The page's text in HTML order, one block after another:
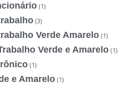
(1)
(3)
Verde Amarelo (1)
Verde e Amarelo (1)
(1)
e Amarelo (1)